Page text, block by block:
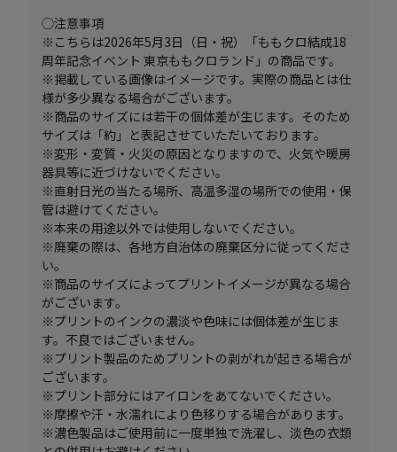
◯注意事項
※こちらは2026年5月3日（日・祝）「ももクロ結成18
周年記念イベント 東京ももクロランド」の商品です。
※掲載している画像はイメージです。実際の商品とは仕
様が多少異なる場合がございます。
※商品のサイズには若干の個体差が生じます。そのため
サイズは「約」と表記させていただいております。
※変形・変質・火災の原因となりますので、火気や暖房
器具等に近づけないでください。
※直射日光の当たる場所、高温多湿の場所での使用・保
管は避けてください。
※本来の用途以外では使用しないでください。
※廃棄の際は、各地方自治体の廃棄区分に従ってくださ
い。
※商品のサイズによってプリントイメージが異なる場合
がございます。
※プリントのインクの濃淡や色味には個体差が生じま
す。不良ではございません。
※プリント製品のためプリントの剥がれが起きる場合が
ございます。
※プリント部分にはアイロンをあてないでください。
※摩擦や汗・水濡れにより色移りする場合があります。
※濃色製品はご使用前に一度単独で洗濯し、淡色の衣類